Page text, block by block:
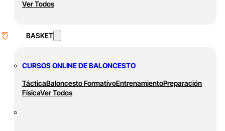
Ver Todos
BASKET
CURSOS ONLINE DE BALONCESTO
TácticaBaloncesto FormativoEntrenamientoPreparación
FísicaVer Todos